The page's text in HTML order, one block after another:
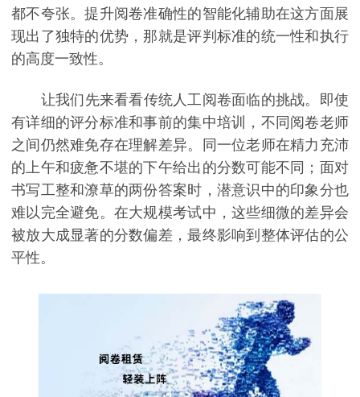
都不夸张。提升阅卷准确性的智能化辅助在这方面展
现出了独特的优势，那就是评判标准的统一性和执行
的高度一致性。
让我们先来看看传统人工阅卷面临的挑战。即使
有详细的评分标准和事前的集中培训，不同阅卷老师
之间仍然难免存在理解差异。同一位老师在精力充沛
的上午和疲惫不堪的下午给出的分数可能不同；面对
书写工整和潦草的两份答案时，潜意识中的印象分也
难以完全避免。在大规模考试中，这些细微的差异会
被放大成显著的分数偏差，最终影响到整体评估的公
平性。